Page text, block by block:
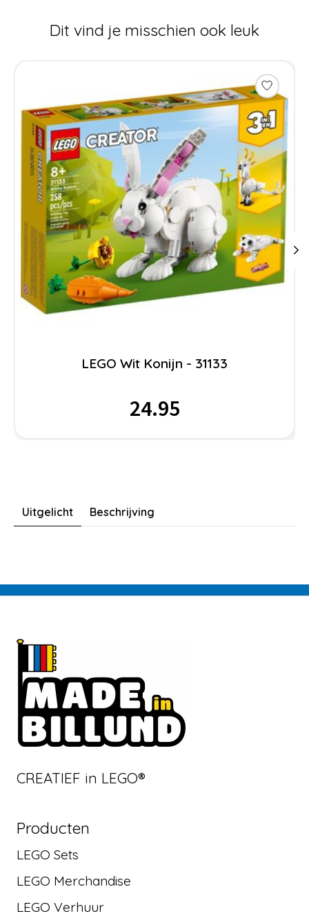
Dit vind je misschien ook leuk
LEGO Wit Konijn - 31133
24.95
Uitgelicht Beschrijving
CREATIEF in LEGO®
Producten
LEGO Sets
LEGO Merchandise
LEGO Verhuur